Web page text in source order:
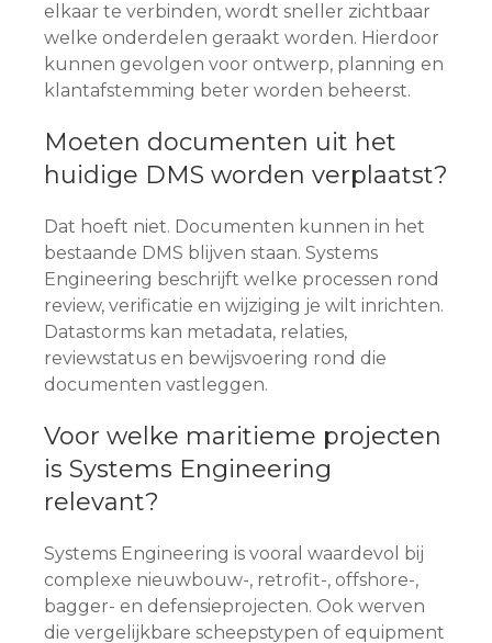
elkaar te verbinden, wordt sneller zichtbaar
welke onderdelen geraakt worden. Hierdoor
kunnen gevolgen voor ontwerp, planning en
klantafstemming beter worden beheerst.
Moeten documenten uit het
huidige DMS worden verplaatst?
Dat hoeft niet. Documenten kunnen in het
bestaande DMS blijven staan. Systems
Engineering beschrijft welke processen rond
review, verificatie en wijziging je wilt inrichten.
Datastorms kan metadata, relaties,
reviewstatus en bewijsvoering rond die
documenten vastleggen.
Voor welke maritieme projecten
is Systems Engineering
relevant?
Systems Engineering is vooral waardevol bij
complexe nieuwbouw-, retrofit-, offshore-,
bagger- en defensieprojecten. Ook werven
die vergelijkbare scheepstypen of equipment